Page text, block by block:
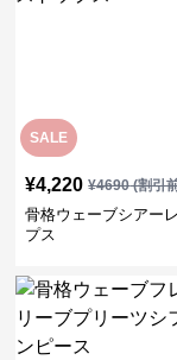
SALE
¥4,220 ¥4690(割引
骨格ウェーブシアー
プス